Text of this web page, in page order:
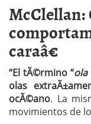
McClellan:
caraâ€
“El tÃ©rmino “ola
olas
ocÃ©ano. La
movimientos de